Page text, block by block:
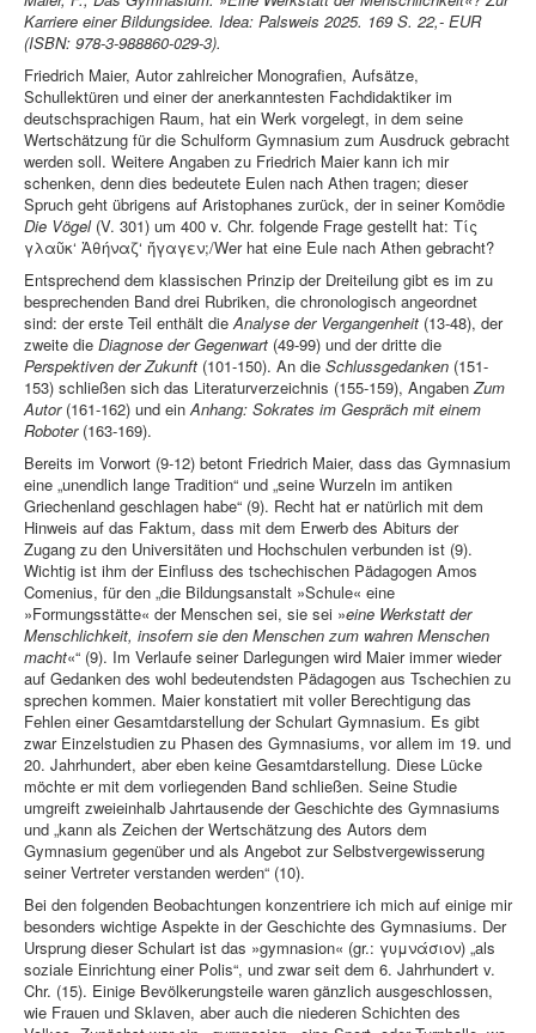
Karriere einer Bildungsidee. Idea: Palsweis 2025. 169 S. 22,- EUR
(ISBN: 978-3-988860-029-3).
Friedrich Maier, Autor zahlreicher Monografien, Aufsätze,
Schullektüren und einer der anerkanntesten Fachdidaktiker im
deutschsprachigen Raum, hat ein Werk vorgelegt, in dem seine
Wertschätzung für die Schulform Gymnasium zum Ausdruck gebracht
werden soll. Weitere Angaben zu Friedrich Maier kann ich mir
schenken, denn dies bedeutete Eulen nach Athen tragen; dieser
Spruch geht übrigens auf Aristophanes zurück, der in seiner Komödie
Die Vögel(V. 301) um 400 v. Chr. folgende Frage gestellt hat: Τίς
γλαῦκ‘ Ἀθήναζ‘ ἤγαγεν;/Wer hat eine Eule nach Athen gebracht?
Entsprechend dem klassischen Prinzip der Dreiteilung gibt es im zu
besprechenden Band drei Rubriken, die chronologisch angeordnet
sind: der erste Teil enthält dieAnalyse der Vergangenheit (13-48), der
zweite die Diagnose der Gegenwart (49-99) und der dritte die
Perspektiven der Zukunft (101-150). An die Schlussgedanken (151-
153) schließen sich das Literaturverzeichnis (155-159), AngabenZum
Autor (161-162) und einAnhang: Sokrates im Gespräch mit einem
Roboter (163-169).
Bereits im Vorwort (9-12) betont Friedrich Maier, dass das Gymnasium
eine „unendlich lange Tradition“ und „seine Wurzeln im antiken
Griechenland geschlagen habe“ (9). Recht hat er natürlich mit dem
Hinweis auf das Faktum, dass mit dem Erwerb des Abiturs der
Zugang zu den Universitäten und Hochschulen verbunden ist (9).
Wichtig ist ihm der Einfluss des tschechischen Pädagogen Amos
Comenius, für den „die Bildungsanstalt »Schule« eine
»Formungsstätte« der Menschen sei, sie sei »eine Werkstatt der
Menschlichkeit, insofern sie den Menschen zum wahren Menschen
macht«“ (9). Im Verlaufe seiner Darlegungen wird Maier immer wieder
auf Gedanken des wohl bedeutendsten Pädagogen aus Tschechien zu
sprechen kommen. Maier konstatiert mit voller Berechtigung das
Fehlen einer Gesamtdarstellung der Schulart Gymnasium. Es gibt
zwar Einzelstudien zu Phasen des Gymnasiums, vor allem im 19. und
20. Jahrhundert, aber eben keine Gesamtdarstellung. Diese Lücke
möchte er mit dem vorliegenden Band schließen. Seine Studie
umgreift zweieinhalb Jahrtausende der Geschichte des Gymnasiums
und „kann als Zeichen der Wertschätzung des Autors dem
Gymnasium gegenüber und als Angebot zur Selbstvergewisserung
seiner Vertreter verstanden werden“ (10).
Bei den folgenden Beobachtungen konzentriere ich mich auf einige mir
besonders wichtige Aspekte in der Geschichte des Gymnasiums. Der
Ursprung dieser Schulart ist das »gymnasion« (gr.: γυμνάσιον) „als
soziale Einrichtung einer Polis“, und zwar seit dem 6. Jahrhundert v.
Chr. (15). Einige Bevölkerungsteile waren gänzlich ausgeschlossen,
wie Frauen und Sklaven, aber auch die niederen Schichten des